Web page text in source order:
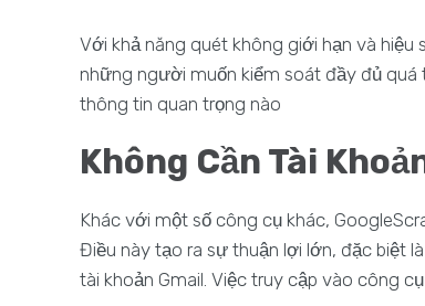
Với khả năng quét không giới hạn và
những người muốn kiểm soát đầy đủ quá
thông tin quan trọng nào
Không Cần Tài
Khác với một số công cụ khác,
Điều này tạo ra sự thuận lợi lớn, đặc biệt
tài khoản Gmail. Việc truy cập vào công